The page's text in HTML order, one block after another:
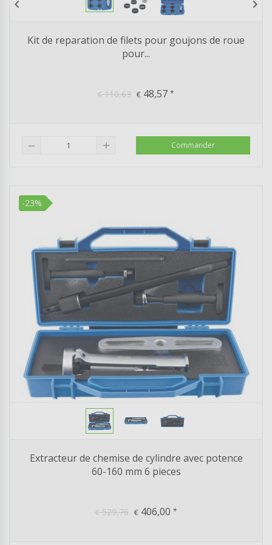
chevron_left chevron_right
Kit de reparation de filets pour goujons de roue
pour...
€110,63 € 48,57 *
remove add Commander
-23%
Extracteur de chemise de cylindre avec potence
60-160 mm 6 pieces
€529,76 €406,00 *